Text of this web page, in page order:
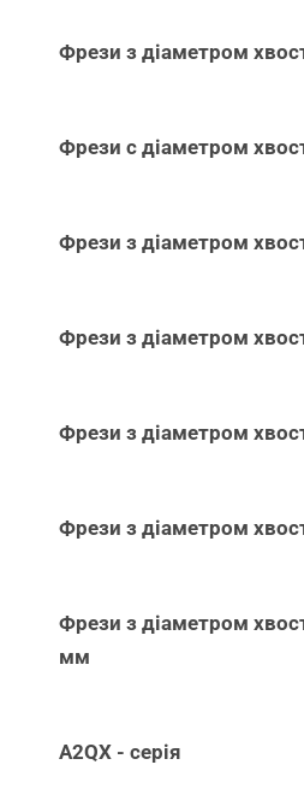
Фрези з діаметром
Фрези с діаметром
Фрези з діаметром
Фрези з діаметром
Фрези з діаметром
Фрези з діаметром
Фрези з діаметром
мм
A2QX - серія